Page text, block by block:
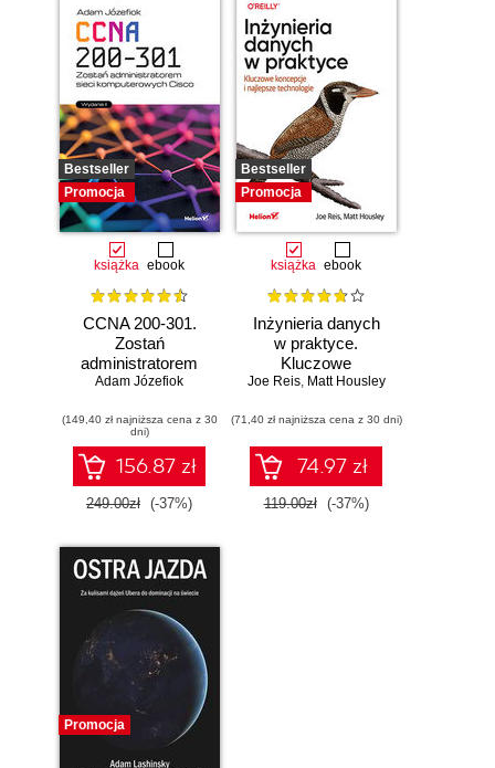
Bestseller
Promocja
książka ebook
CCNA 200-301.
Zostań
administratorem
sieci
Cisco. Wydanie II
Adam Józefiok
(149,40 zł najniższa cena z 30
dni)
156.87 zł
249.00zł (-37%)
Bestseller
Promocja
książka ebook
Inżynieria danych
w praktyce.
Kluczowe
koncepcje i
technologie
Joe Reis, Matt Housley
(71,40 zł najniższa cena z 30 dni)
74.97 zł
119.00zł (-37%)
Promocja